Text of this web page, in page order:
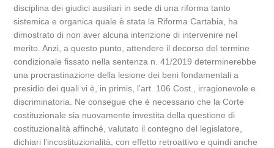
disciplina dei giudici ausiliari in sede di una riforma tanto
sistemica e organica quale è stata la Riforma Cartabia, ha
dimostrato di non aver alcuna intenzione di intervenire nel
merito. Anzi, a questo punto, attendere il decorso del termine
condizionale fissato nella sentenza n. 41/2019 determinerebbe
una procrastinazione della lesione dei beni fondamentali a
presidio dei quali vi è, in primis, l’art. 106 Cost., irragionevole e
discriminatoria. Ne consegue che è necessario che la Corte
costituzionale sia nuovamente investita della questione di
costituzionalità affinché, valutato il contegno del legislatore,
dichiari l’incostituzionalità, con effetto retroattivo e quindi anche